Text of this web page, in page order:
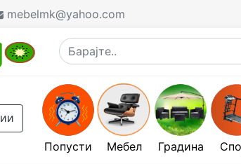
mebelmk@yahoo.com
Попусти Мебел Градина